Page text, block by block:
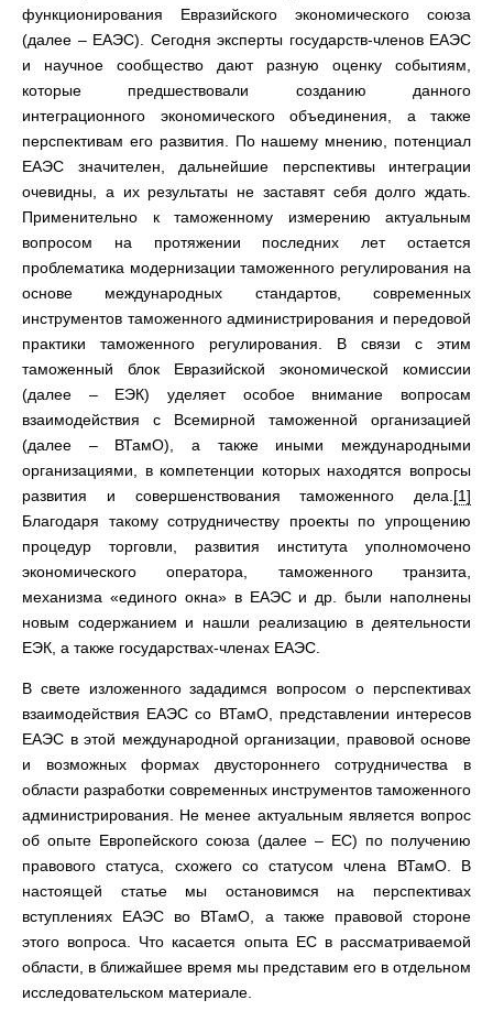
функционирования Евразийского экономического союза
(далее – ЕАЭС). Сегодня эксперты государств-членов ЕАЭС
и научное сообщество дают разную оценку событиям,
которые предшествовали созданию данного
интеграционного экономического объединения, а также
перспективам его развития. По нашему мнению, потенциал
ЕАЭС значителен, дальнейшие перспективы интеграции
очевидны, а их результаты не заставят себя долго ждать.
Применительно к таможенному измерению актуальным
вопросом на протяжении последних лет остается
проблематика модернизации таможенного регулирования на
основе международных стандартов, современных
инструментов таможенного администрирования и передовой
практики таможенного регулирования. В связи с этим
таможенный блок Евразийской экономической комиссии
(далее – ЕЭК) уделяет особое внимание вопросам
взаимодействия с Всемирной таможенной организацией
(далее – ВТамО), а также иными международными
организациями, в компетенции которых находятся вопросы
развития и совершенствования таможенного дела. [1]
Благодаря такому сотрудничеству проекты по упрощению
процедур торговли, развития института уполномочено
экономического оператора, таможенного транзита,
механизма «единого окна» в ЕАЭС и др. были наполнены
новым содержанием и нашли реализацию в деятельности
ЕЭК, а также государствах-членах ЕАЭС.
В свете изложенного зададимся вопросом о перспективах
взаимодействия ЕАЭС со ВТамО, представлении интересов
ЕАЭС в этой международной организации, правовой основе
и возможных формах двустороннего сотрудничества в
области разработки современных инструментов таможенного
администрирования. Не менее актуальным является вопрос
об опыте Европейского союза (далее – ЕС) по получению
правового статуса, схожего со статусом члена ВТамО. В
настоящей статье мы остановимся на перспективах
вступлениях ЕАЭС во ВТамО, а также правовой стороне
этого вопроса. Что касается опыта ЕС в рассматриваемой
области, в ближайшее время мы представим его в отдельном
исследовательском материале.